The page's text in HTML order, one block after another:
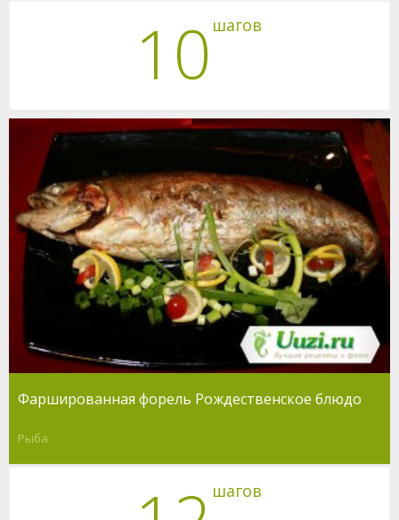
10 шагов
Фаршированная форель Рождественское блюдо
Рыба
шагов